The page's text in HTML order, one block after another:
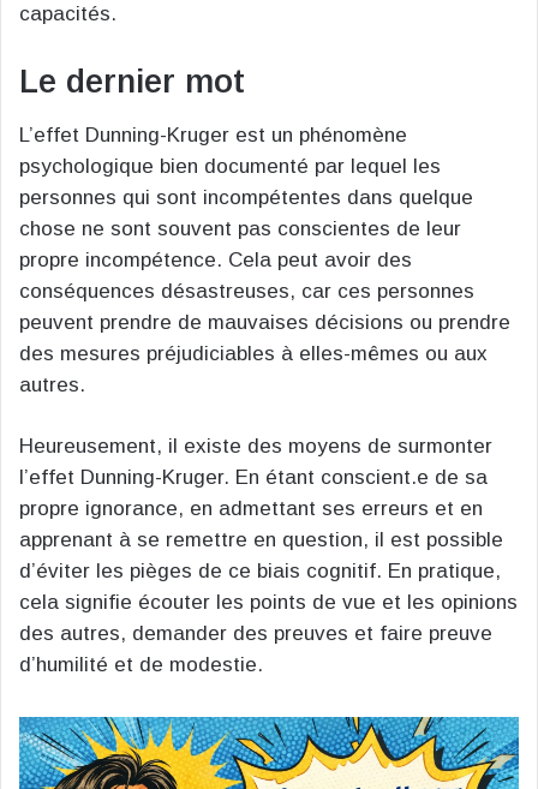
capacités.
Le dernier mot
L’effet Dunning-Kruger est un phénomène
psychologique bien documenté par lequel les
personnes qui sont incompétentes dans quelque
chose ne sont souvent pas conscientes de leur
propre incompétence. Cela peut avoir des
conséquences désastreuses, car ces personnes
peuvent prendre de mauvaises décisions ou prendre
des mesures préjudiciables à elles-mêmes ou aux
autres.
Heureusement, il existe des moyens de surmonter
l’effet Dunning-Kruger. En étant conscient.e de sa
propre ignorance, en admettant ses erreurs et en
apprenant à se remettre en question, il est possible
d’éviter les pièges de ce biais cognitif. En pratique,
cela signifie écouter les points de vue et les opinions
des autres, demander des preuves et faire preuve
d’humilité et de modestie.